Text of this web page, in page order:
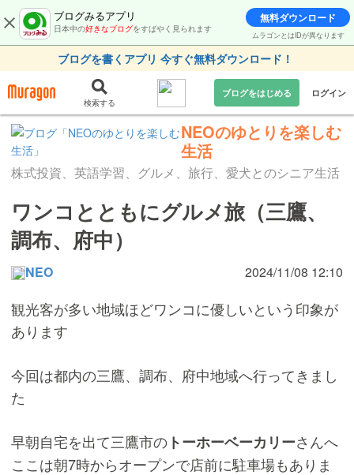
ブログみるアプリ
日本中の好きなブログをすばやく見られます
無料ダウンロード
ムラゴンとはIDが異なります
ブログを書くアプリ 今すぐ無料ダウンロード！
検索する
ブログをはじめる ログイン
NEOのゆとりを楽しむ
生活
株式投資、英語学習、グルメ、旅行、愛犬とのシニア生活
ワンコとともにグルメ旅（三鷹、
調布、府中）
NEO 2024/11/08 12:10
観光客が多い地域ほどワンコに優しいという印象が
あります
今回は都内の三鷹、調布、府中地域へ行ってきまし
た
早朝自宅を出て三鷹市の トーホーベーカリーさんへ
ここは朝7時からオープンで店前に駐車場もありま